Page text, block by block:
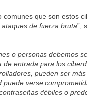
que son estos
de fuerza bruta”,
o personas debemos
entrada para los
pueden ser
verse
débiles o